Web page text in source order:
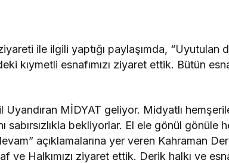
ile ilgili yaptığı paylaşımda, “Uyutulan
kıymetli esnafımızı ziyaret ettik. Bütün
Uyandıran MİDYAT geliyor. Midyatlı
sabırsızlıkla bekliyorlar. El ele gönül
açıklamalarına yer veren Kahraman
ve Halkımızı ziyaret ettik. Derik halkı ve